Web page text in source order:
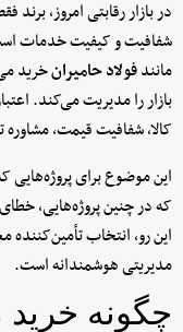
در بازار رقابتی امروز،
شفافیت و کیفیت خدمات
مانندفولاد حامیرانخرید
بازار را مدیریت می‌کند.
کالا، شفافیت قیمت،
این موضوع برای پروژه‌هایی
که در چنین پروژه‌هایی،
این رو، انتخاب تأمین‌کننده
مدیریتی هوشمندانه است.
چگونه خرید